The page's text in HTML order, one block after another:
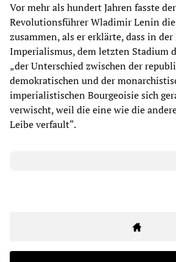
Vor mehr als hundert Jahren fasste
Revolutionsführer Wladimir Lenin
zusammen, als er erklärte, dass in der
Imperialismus, dem letzten Stadium
„der Unterschied zwischen der
demokratischen und der
imperialistischen Bourgeoisie sich
verwischt, weil die eine wie die
Leibe verfault“.